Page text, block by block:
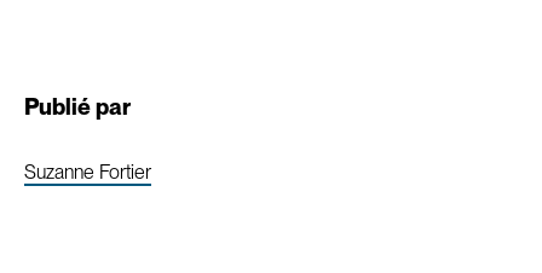
Publié par
Suzanne Fortier